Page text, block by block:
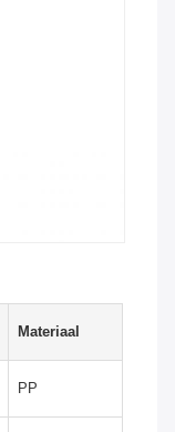
Materiaal
PP